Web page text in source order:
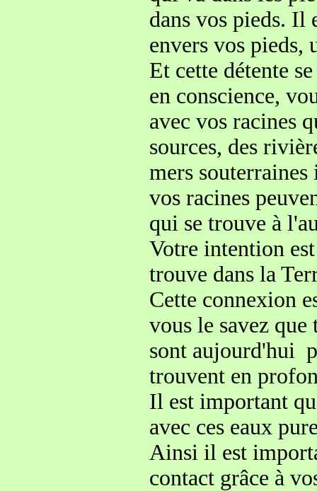
dans vos pieds.
envers vos pieds,
Et cette détente
en conscience,
avec vos racines
sources, des
mers
vos racines
qui se trouve à
Votre intention
trouve dans la
Cette connexion
vous le savez que
sont aujourd'hui
trouvent en
Il est important
avec ces eaux
Ainsi il est
contact grâce à